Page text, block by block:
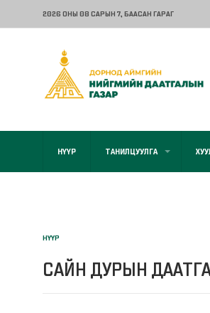
2026 ОНЫ 08 САРЫН 7, БААСАН ГАРАГ
НҮҮР ТАНИЛЦУУЛГА
НҮҮР
САЙН ДУРЫН